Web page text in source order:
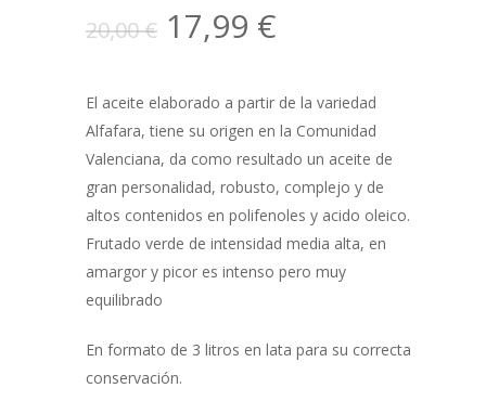
20,00€ El
precio
original
era:
20,00 €.
17,99 €
actual
es:
17,99 €.
El aceite elaborado a partir de la variedad
Alfafara,tiene su origen en la Comunidad
Valenciana, da como resultado un aceite de
gran personalidad, robusto, complejo y de
altos contenidos en polifenoles y acido oleico.
Frutado verde de intensidad media alta, en
amargor y picor es intenso pero muy
equilibrado
En formato de 3 litros en lata para su correcta
conservación.